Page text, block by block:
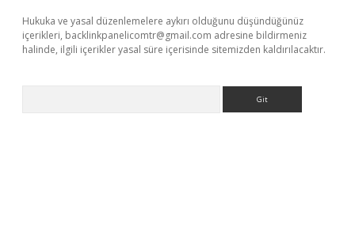
Hukuka ve yasal düzenlemelere aykırı olduğunu düşündüğünüz
içerikleri, backlinkpanelicomtr@gmail.com adresine bildirmeniz
halinde, ilgili içerikler yasal süre içerisinde sitemizden kaldırılacaktır.